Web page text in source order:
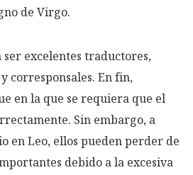
de Virgo.
ser excelentes traductores,
corresponsales. En fin,
en la que se requiera que el
Sin embargo, a
en Leo, ellos pueden perder de
debido a la excesiva